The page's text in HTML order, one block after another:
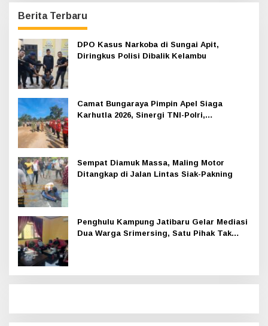
Berita Terbaru
DPO Kasus Narkoba di Sungai Apit,
Diringkus Polisi Dibalik Kelambu
Camat Bungaraya Pimpin Apel Siaga
Karhutla 2026, Sinergi TNI-Polri,
Sempat Diamuk Massa, Maling Motor
Ditangkap di Jalan Lintas Siak-Pakning
Penghulu Kampung Jatibaru Gelar Mediasi
Dua Warga Srimersing, Satu Pihak Tak